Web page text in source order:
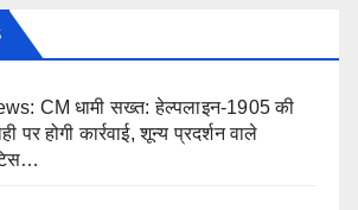
CM धामी सख्त: हेल्पलाइन-1905 की
पर होगी कार्रवाई, शून्य प्रदर्शन वाले